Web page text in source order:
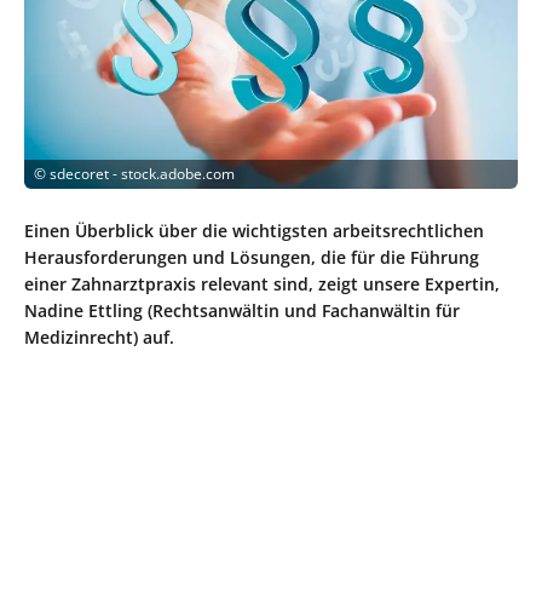
©sdecoret - stock.adobe.com
Einen Überblick über die wichtigsten arbeitsrechtlichen
Herausforderungen und Lösungen, die für die Führung
einer Zahnarztpraxis relevant sind, zeigt unsere Expertin,
Nadine Ettling (Rechtsanwältin und Fachanwältin für
Medizinrecht) auf.